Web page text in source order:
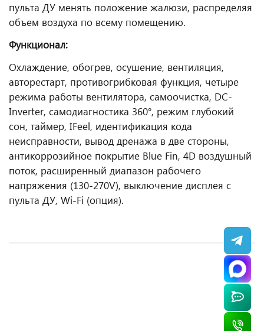
пульта ДУ менять положение жалюзи, распределяя
объем воздуха по всему помещению.
Функционал:
Охлаждение, обогрев, осушение, вентиляция,
авторестарт, противогрибковая функция, четыре
режима работы вентилятора, самоочистка, DC-
Inverter, самодиагностика 360°, режим глубокий
сон, таймер, IFeel, идентификация кода
неисправности, вывод дренажа в две стороны,
антикоррозийное покрытие Blue Fin, 4D воздушный
поток, расширенный диапазон рабочего
напряжения (130-270V), выключение дисплея с
пульта ДУ, Wi-Fi (опция).